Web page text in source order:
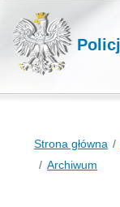
Strona główna
Archiwum